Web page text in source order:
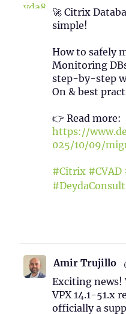
🚀 Citrix
simple!
How to safely
Monitoring
step-by-step
On & best
👉 Read more:
https://
025/10/09/
#Citrix #CVAD
Amir Trujillo
Exciting news!
VPX 14.1-51.x
officially a